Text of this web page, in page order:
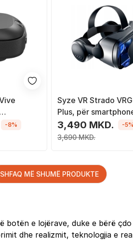
-8%
Syze VR Strado
Plus, për
kënd shikimi 120°, të
3,490 MKD.
3,690 MKD.
-5%
SHFAQ MË SHUMË PRODUKTE
e lojërave, duke e bërë
dhe realizmit, teknologjia e